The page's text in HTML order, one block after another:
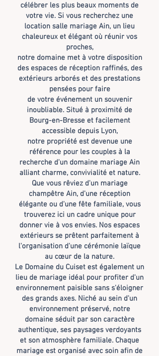
célébrer les plus beaux moments de
votre vie. Si vous recherchez une
location salle mariage Ain, un lieu
chaleureux et élégant où réunir vos
proches,
notre domaine met à votre disposition
des espaces de réception raffinés, des
extérieurs arborés et des prestations
pensées pour faire
de votre événement un souvenir
inoubliable. Situé à proximité de
Bourg-en-Bresse et facilement
accessible depuis Lyon,
notre propriété est devenue une
référence pour les couples à la
recherche d'un domaine mariage Ain
alliant charme, convivialité et nature.
Que vous rêviez d'un mariage
champêtre Ain, d'une réception
élégante ou d'une fête familiale, vous
trouverez ici un cadre unique pour
donner vie à vos envies. Nos espaces
extérieurs se prêtent parfaitement à
l'organisation d'une cérémonie laïque
au cœur de la nature.
Le Domaine du Cuiset est également un
lieu de mariage idéal pour profiter d'un
environnement paisible sans s'éloigner
des grands axes. Niché au sein d'un
environnement préservé, notre
domaine séduit par son caractère
authentique, ses paysages verdoyants
et son atmosphère familiale. Chaque
mariage est organisé avec soin afin de